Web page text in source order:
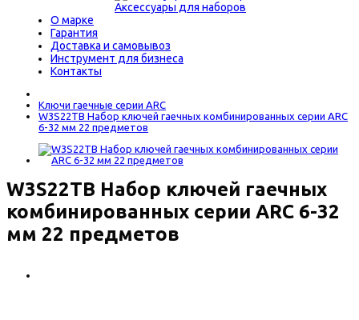
Аксессуары для наборов
О марке
Гарантия
Доставка и самовывоз
Инструмент для бизнеса
Контакты
Ключи гаечные серии ARC
W3S22TB Набор ключей гаечных комбинированных серии ARC
6-32 мм 22 предметов
W3S22TB Набор ключей гаечных
комбинированных серии ARC 6-32
мм 22 предметов